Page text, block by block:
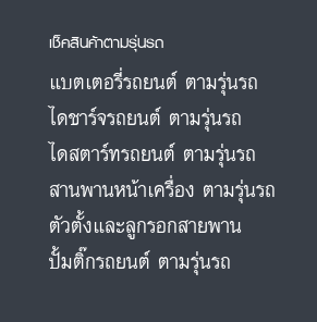
เช็คสินค้าตามรุ่นรถ
แบตเตอรี่รถยนต์ ตามรุ่นรถ
ไดชาร์จรถยนต์ ตามรุ่นรถ
ไดสตาร์ทรถยนต์ ตามรุ่นรถ
สานพานหน้าเครื่อง ตามรุ่นรถ
ตัวตั้งและลูกรอกสายพาน
ปั้มติ๊กรถยนต์ ตามรุ่นรถ